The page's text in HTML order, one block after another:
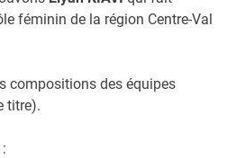
féminin de la région Centre-Val
compositions des équipes
titre).